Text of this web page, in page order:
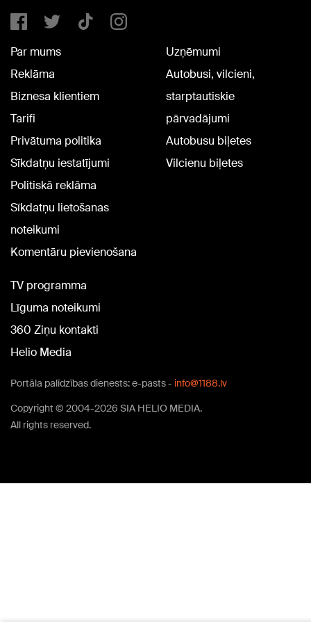
Par mums
Reklāma
Biznesa klientiem
Tarifi
Privātuma politika
Sīkdatņu iestatījumi
Politiskā reklāma
Sīkdatņu lietošanas
noteikumi
Komentāru pievienošana
Uzņēmumi
Autobusi, vilcieni,
starptautiskie
pārvadājumi
Autobusu biļetes
Vilcienu biļetes
TV programma
Līguma noteikumi
360 Ziņu kontakti
Helio Media
Portāla palīdzības dienests: e-pasts - info@1188.lv
Copyright © 2004-2026 SIA HELIO MEDIA.
All rights reserved.